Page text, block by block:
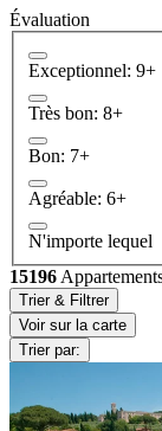
Évaluation
Exceptionnel: 9+
Très bon: 8+
Bon: 7+
Agréable: 6+
N'importe lequel
15196
Trier & Filtrer
Voir sur la carte
Trier par: